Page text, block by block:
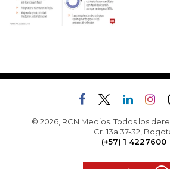
© 2026, RCN Medios. Todos los
Cr. 13a 37-32,
(+57) 1 4227600